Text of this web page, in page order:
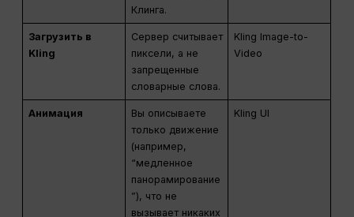
Клинга.
Загрузить в
Kling
Сервер считывает
пиксели, а не
запрещенные
словарные слова.
Kling Image-to-
Video
Анимация
Вы описываете
только движение
(например,
“медленное
панорамирование
”), что не
вызывает никаких
Kling UI